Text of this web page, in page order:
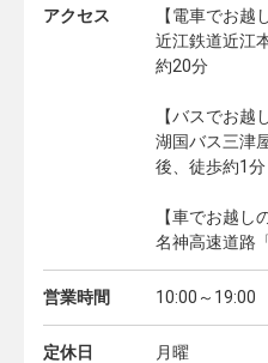
アクセス
【電車でお越
近江鉄道近江
約20分
【バスでお越
湖国バス三津
後、徒歩約1分
【車でお越し
名神高速道路
営業時間 10:00～19:00
定休日
月曜